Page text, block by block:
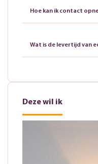
Hoe kan ik contact
Wat is de levertijd van
Deze wil ik